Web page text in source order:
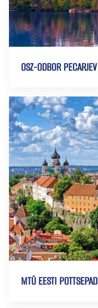
OSZ-ODBOR PECARJEV
MTÜ EESTI POTTSEPAD